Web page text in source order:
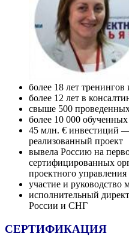
более 18 лет тренингов
более 12 лет в
свыше 500
более 10 000
45 млн. € инвестиций
реализованный проект
вывела Россию на
сертифицированных
проектного
участие и
исполнительный
России и СНГ
СЕРТИФИКАЦИЯ